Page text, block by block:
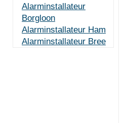
Alarminstallateur
Borgloon
Alarminstallateur Ham
Alarminstallateur Bree